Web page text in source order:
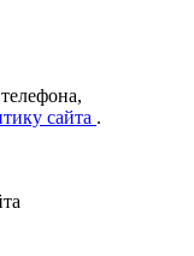
сайта .